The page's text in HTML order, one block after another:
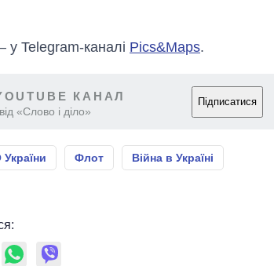
у Telegram-каналі Pics&Maps.
КАНАЛ
«Слово і діло»
Підписатися
Флот Війна в Україні